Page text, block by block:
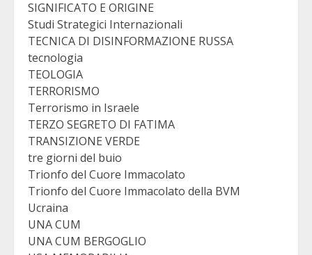
SIGNIFICATO E ORIGINE
Studi Strategici Internazionali
TECNICA DI DISINFORMAZIONE RUSSA
tecnologia
TEOLOGIA
TERRORISMO
Terrorismo in Israele
TERZO SEGRETO DI FATIMA
TRANSIZIONE VERDE
tre giorni del buio
Trionfo del Cuore Immacolato
Trionfo del Cuore Immacolato della BVM
Ucraina
UNA CUM
UNA CUM BERGOGLIO